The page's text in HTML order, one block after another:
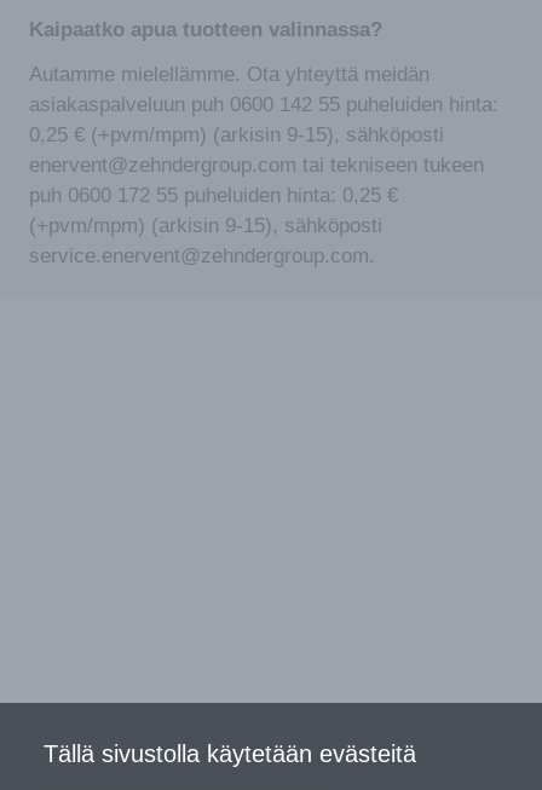
Kaipaatko apua tuotteen valinnassa?
Autamme mielellämme. Ota yhteyttä meidän
asiakaspalveluun puh 0600 142 55 puheluiden hinta:
0,25 € (+pvm/mpm) (arkisin 9-15), sähköposti
enervent@zehndergroup.com tai tekniseen tukeen
puh 0600 172 55 puheluiden hinta: 0,25 €
(+pvm/mpm) (arkisin 9-15), sähköposti
service.enervent@zehndergroup.com.
Tällä sivustolla käytetään evästeitä